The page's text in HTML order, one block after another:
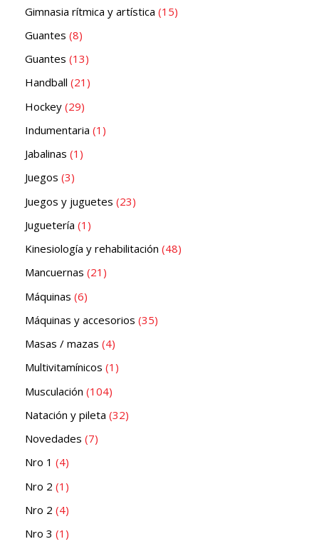
Gimnasia rítmica y artística 15
Guantes 8
Guantes 13
Handball 21
Hockey 29
Indumentaria 1
Jabalinas 1
Juegos 3
Juegos y juguetes 23
Juguetería 1
Kinesiología y rehabilitación 48
Mancuernas 21
Máquinas 6
Máquinas y accesorios 35
Masas / mazas 4
Multivitamínicos 1
Musculación 104
Natación y pileta 32
Novedades 7
Nro 1
4
Nro 2 1
Nro 2 4
Nro 3 1